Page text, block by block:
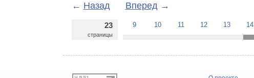
← Назад Вперед→
23
страницы
9 10 11 12 13 14